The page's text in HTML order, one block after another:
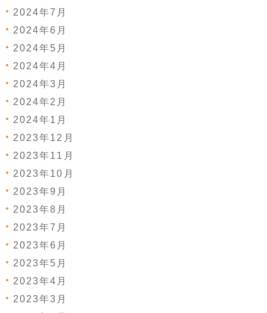
2024年7月
2024年6月
2024年5月
2024年4月
2024年3月
2024年2月
2024年1月
2023年12月
2023年11月
2023年10月
2023年9月
2023年8月
2023年7月
2023年6月
2023年5月
2023年4月
2023年3月